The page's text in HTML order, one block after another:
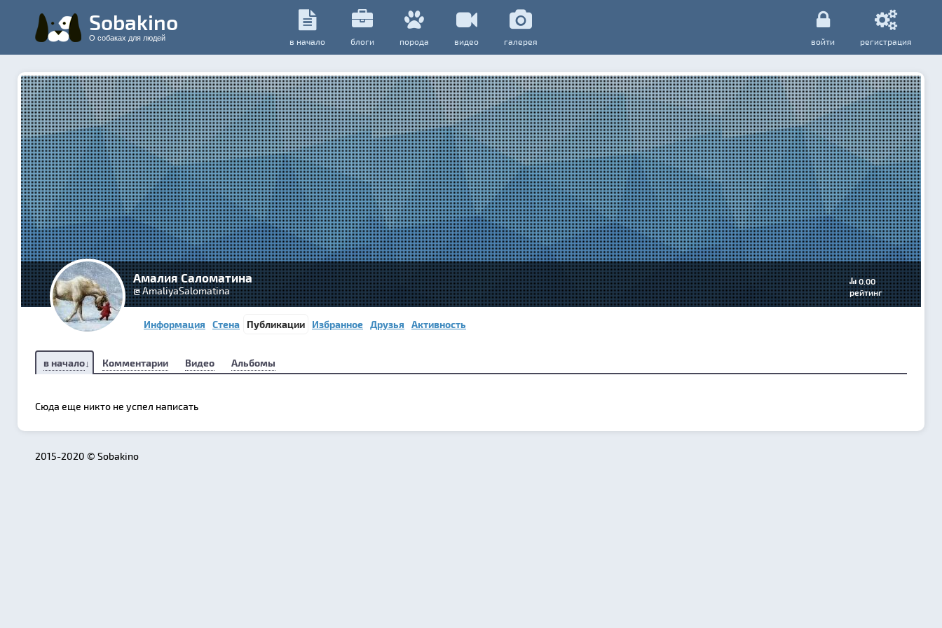
Sobakino
О собаках для людей в начало блоги порода видео галерея войти регистрация
Амалия Саломатина
@ AmaliyaSalomatina
0.00
рейтинг
Информация Стена Публикации Избранное Друзья Активность
в начало Комментарии Видео Альбомы
Сюда еще никто не успел написать
2015-2020 © Sobakino